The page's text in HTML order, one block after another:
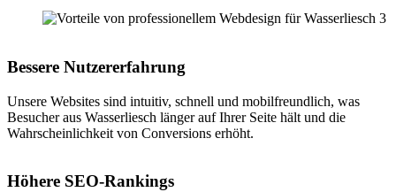
Bessere Nutzererfahrung
Unsere Websites sind intuitiv, schnell und mobilfreundlich, was
Besucher aus Wasserliesch länger auf Ihrer Seite hält und die
Wahrscheinlichkeit von Conversions erhöht.
Höhere SEO-Rankings